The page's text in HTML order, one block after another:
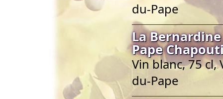
du-Pape
La
Pape
Vin blanc, 75 cl,
du-Pape